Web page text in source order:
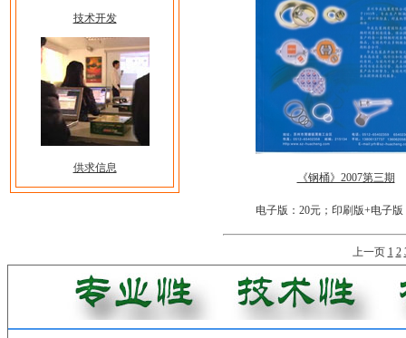
技术开发
供求信息
《钢桶》2007第三期
电子版：20元；印刷版+电子版
上一页 1 2